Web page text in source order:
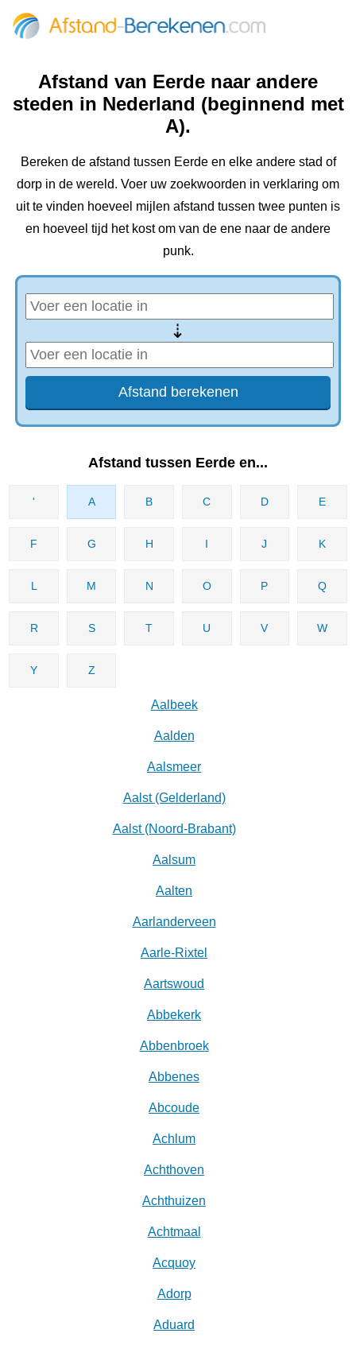
Afstand van Eerde naar andere
steden in Nederland (beginnend met
A).
Bereken de afstand tussen Eerde en elke andere stad of
dorp in de wereld. Voer uw zoekwoorden in verklaring om
uit te vinden hoeveel mijlen afstand tussen twee punten is
en hoeveel tijd het kost om van de ene naar de andere
punk.
⇢
Afstand tussen Eerde en...
' A B C D E
F G H I J K
L M N O P Q
R S T U V W
Y Z
Aalbeek
Aalden
Aalsmeer
Aalst (Gelderland)
Aalst (Noord-Brabant)
Aalsum
Aalten
Aarlanderveen
Aarle-Rixtel
Aartswoud
Abbekerk
Abbenbroek
Abbenes
Abcoude
Achlum
Achthoven
Achthuizen
Achtmaal
Acquoy
Adorp
Aduard